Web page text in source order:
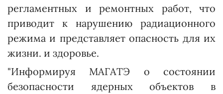
регламентных и ремонтных работ, что
приводит к нарушению радиационного
режима и представляет опасность для их
жизни. и здоровье.
"Информируя МАГАТЭ о состоянии
безопасности ядерных объектов в